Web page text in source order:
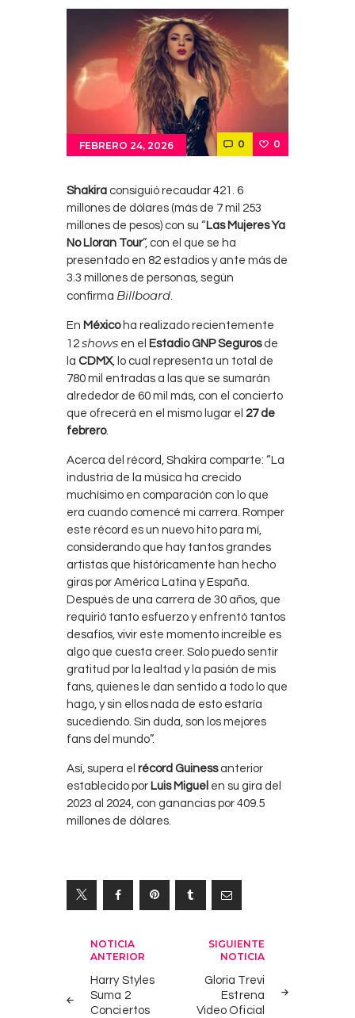
FEBRERO 24, 2026 0 0
Shakira consiguió recaudar 421. 6
millones de dólares (más de 7 mil 253
millones de pesos) con su “ Las Mujeres Ya
No Lloran Tour”, con el que se ha
presentado en 82 estadios y ante más de
3.3 millones de personas, según
confirma Billboard
En Méxicoha realizado recientemente
12 shows en el Estadio GNP Segurosde
la CDMX, lo cual representa un total de
780 mil entradas a las que se sumarán
alrededor de 60 mil más, con el concierto
que ofrecerá en el mismo lugar el 27 de
febrero.
Acerca del récord, Shakira comparte: “La
industria de la música ha crecido
muchísimo en comparación con lo que
era cuando comencé mi carrera. Romper
este récord es un nuevo hito para mí,
considerando que hay tantos grandes
artistas que históricamente han hecho
giras por América Latina y España.
Después de una carrera de 30 años, que
requirió tanto esfuerzo y enfrentó tantos
desafíos, vivir este momento increíble es
algo que cuesta creer. Solo puedo sentir
gratitud por la lealtad y la pasión de mis
fans, quienes le dan sentido a todo lo que
hago, y sin ellos nada de esto estaría
sucediendo. Sin duda, son los mejores
fans del mundo”.
Así, supera el récord Guinessanterior
establecido por Luis Miguel en su gira del
2023 al 2024, con ganancias por 409.5
millones de dólares.
Navegación
entradas
NOTICIA
ANTERIOR
Harry Styles
Suma 2
Conciertos
SIGUIENTE
NOTICIA
Gloria Trevi
Estrena
Video Oficial